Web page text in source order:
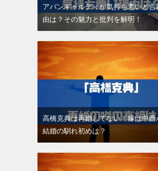
アバンギャルディが気持ち悪いと言
由は？その魅力と批判を解明！
高橋克典は再婚してない！嫁は中西
結婚の馴れ初めは？